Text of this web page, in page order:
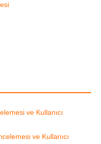
ve Kullanıcı
ve Kullanıcı